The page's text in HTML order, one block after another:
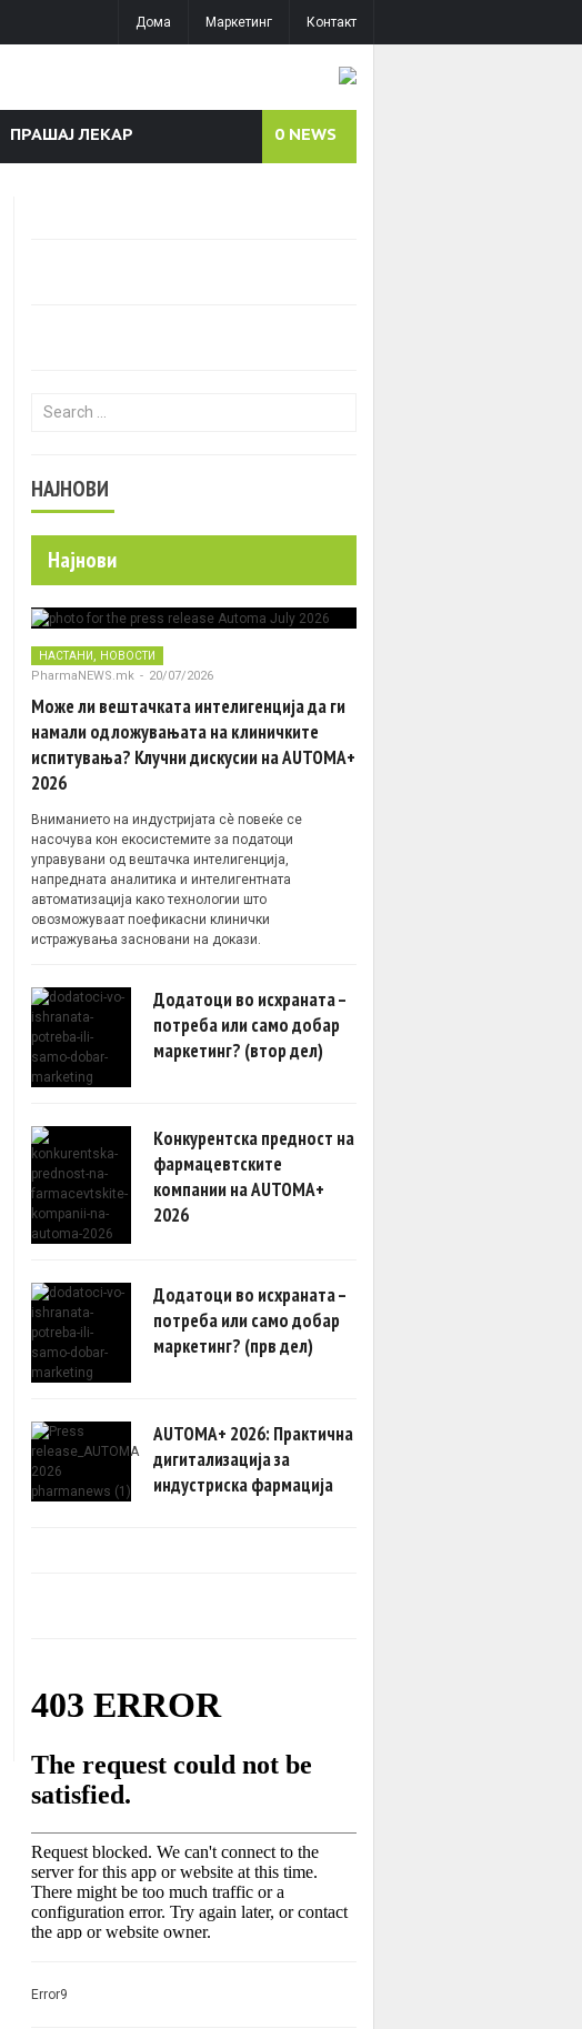
Дома Маркетинг Контакт
ПРАШАЈ ЛЕКАР 0 NEWS
Search for:
НАЈНОВИ
Најнови
НАСТАНИ НОВОСТИ
PharmaNEWS.mk - 20/07/2026
Може ли вештачката интелигенција да ги
намали одложувањата на клиничките
испитувања? Клучни дискусии на AUTOMA+
2026
Вниманието на индустријата сè повеќе се
насочува кон екосистемите за податоци
управувани од вештачка интелигенција,
напредната аналитика и интелигентната
автоматизација како технологии што
овозможуваат поефикасни клинички
истражувања засновани на докази.
Додатоци во исхраната –
потреба или само добар
маркетинг? (втор дел)
Конкурентска предност на
фармацевтските
компании на AUTOMA+
2026
Додатоци во исхраната –
потреба или само добар
маркетинг? (прв дел)
AUTOMA+ 2026: Практична
дигитализација за
индустриска фармација
Error9